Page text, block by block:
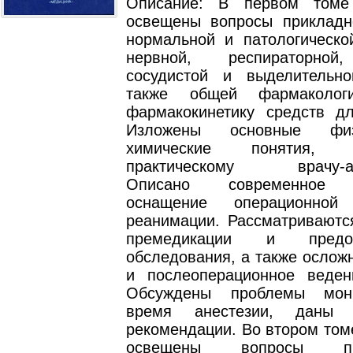
освещены вопросы
нормальной и
нервной,
сосудистой и
также общей
фармакокинетику средств
Изложены основные
химические понятия,
практическому врачу-
Описано современное
оснащение
реанимации.
премедикации и
обследования, а также
и послеоперационное
Обсуждены проблемы
время анестезии, даны
рекомендации. Во втором
освещены вопросы